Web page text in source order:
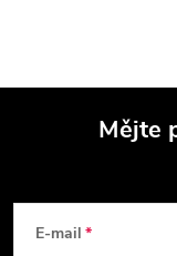
Mějte
E-mail